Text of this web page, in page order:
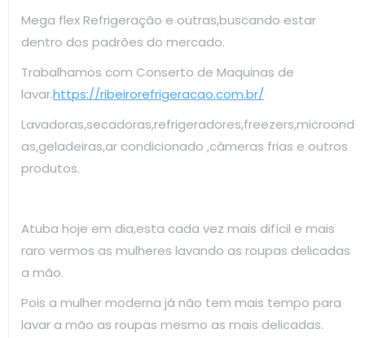
Mega flex Refrigeração e outras,buscando estar
dentro dos padrões do mercado.
Trabalhamos com Conserto de Maquinas de
lavar.https://ribeirorefrigeracao.com.br/
Lavadoras,secadoras,refrigeradores,freezers,microond
as,geladeiras,ar condicionado ,câmeras frias e outros
produtos.
Atuba hoje em dia,esta cada vez mais difícil e mais
raro vermos as mulheres lavando as roupas delicadas
a mão.
Pois a mulher moderna já não tem mais tempo para
lavar a mão as roupas mesmo as mais delicadas.